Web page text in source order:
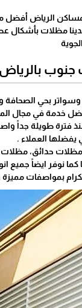
الرياض
مظلات بأشكال
الجوية
جنوب
بحي الصحافة
خدمة في مجال
طويلة جداً
يفضلها العملاء .
مظلات حدائق،
ايضاً جميع
بمواصفات